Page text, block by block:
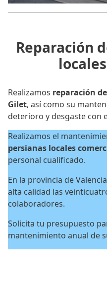
Reparación
Realizamos reparación
Gilet, así como su
deterioro y desgaste con
Realizamos el
persianas locales
personal cualificado.
En la provincia de
alta calidad las
colaboradores.
Solicita tu presupuesto
mantenimiento anual de